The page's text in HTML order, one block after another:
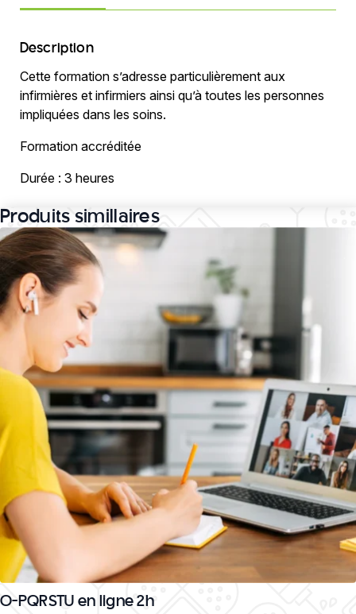
Description
Cette formation s’adresse particulièrement aux
infirmières et infirmiers ainsi qu’à toutes les personnes
impliquées dans les soins.
Formation accréditée
Durée : 3 heures
Produits simillaires
O-PQRSTU en ligne 2h